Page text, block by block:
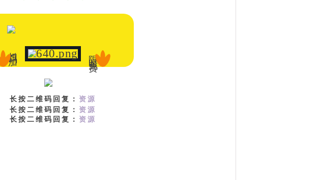
扫码加V 限时免费
长按二维码回复： 资源
长按二维码 回复： 资源
长按二维码 回复： 资源